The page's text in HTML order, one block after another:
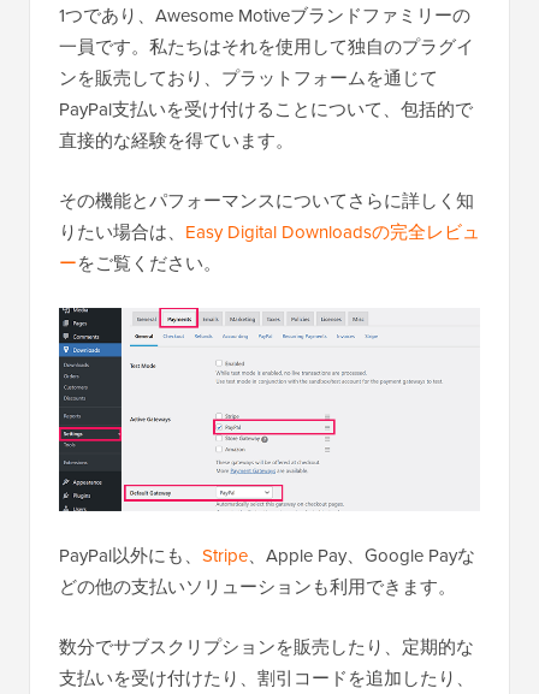
1つであり、Awesome Motiveブランドファミリーの
一員です。私たちはそれを使用して独自のプラグイ
ンを販売しており、プラットフォームを通じて
PayPal支払いを受け付けることについて、包括的で
直接的な経験を得ています。
その機能とパフォーマンスについてさらに詳しく知
りたい場合は、 Easy Digital Downloadsの完全レビュ
ーをご覧ください。
PayPal以外にも、 Stripe、Apple Pay、Google Payな
どの他の支払いソリューションも利用できます。
数分でサブスクリプションを販売したり、定期的な
支払いを受け付けたり、割引コードを追加したり、